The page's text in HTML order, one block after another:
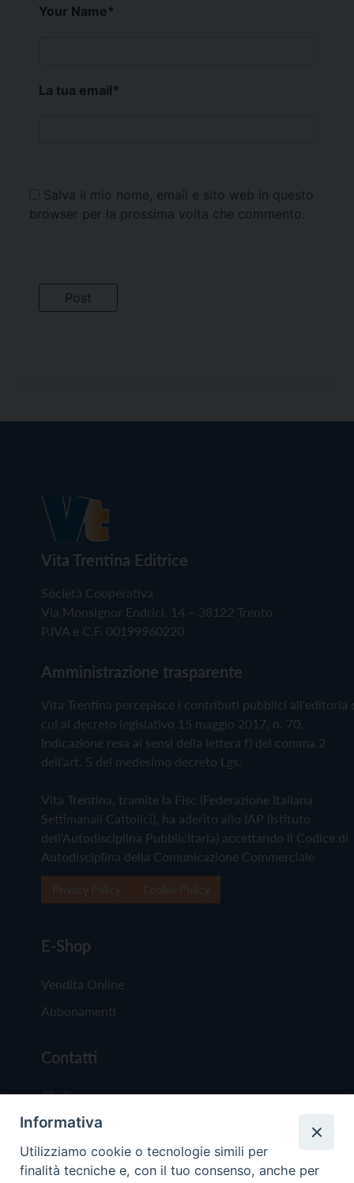
Your Name*
La tua email*
Salva il mio nome, email e sito web in questo
browser per la prossima volta che commento.
Vita Trentina Editrice
Società Cooperativa
Via Monsignor Endrici, 14 – 38122 Trento
P.IVA e C.F. 00199960220
Amministrazione trasparente
Vita Trentina percepisce i contributi pubblici all'editoria
cui al decreto legislativo 15 maggio 2017, n. 70.
Indicazione resa ai sensi della lettera f) del comma 2
dell'art. 5 del medesimo decreto Lgs.
Vita Trentina, tramite la Fisc (Federazione Italiana
Settimanali Cattolici), ha aderito allo IAP (Istituto
dell'Autodisciplina Pubblicitaria) accettando il Codice di
Autodisciplina della Comunicazione Commerciale
E-Shop
Vendita Online
Abbonamenti
Contatti
Chi Siamo
Redazione
Scrivici
Informativa
Utilizziamo cookie o tecnologie simili per
finalità tecniche e, con il tuo consenso, anche per